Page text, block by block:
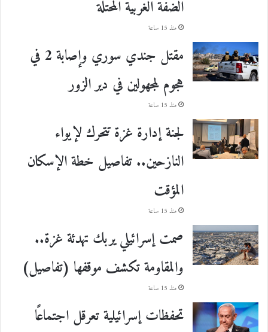
الضفة الغربية المحتلة
منذ 15 ساعة
مقتل جندي سوري وإصابة 2 في
هجوم لمجهولين في دير الزور
منذ 15 ساعة
لجنة إدارة غزة تتحرك لإيواء
النازحين.. تفاصيل خطة الإسكان
المؤقت
منذ 15 ساعة
صمت إسرائيلي يربك تهدئة غزة..
والمقاومة تكشف موقفها (تفاصيل)
منذ 15 ساعة
تحفظات إسرائيلية تعرقل اجتماعًا